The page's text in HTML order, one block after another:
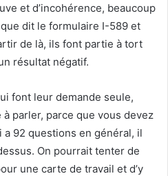
et d’incohérence, beaucoup
dit le formulaire I-589 et
de là, ils font partie à tort
résultat négatif.
font leur demande seule,
parler, parce que vous devez
92 questions en général, il
On pourrait tenter de
une carte de travail et d’y